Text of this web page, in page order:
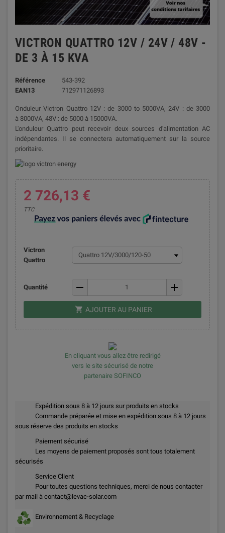
VICTRON QUATTRO 12V / 24V / 48V -
DE 3 À 15 KVA
Référence
543-392
EAN13
712971126893
Onduleur Victron Quattro 12V : de 3000 to 5000VA, 24V : de 3000
à 8000VA, 48V : de 5000 à 15000VA.
L'onduleur Quattro peut recevoir deux sources d'alimentation AC
indépendantes. Il se connectera automatiquement sur la source
prioritaire.
2 726,13 €
TTC
Victron
Quattro
Quantité remove add
shopping_cart AJOUTER AU PANIER
En cliquant vous allez être redirigé
vers le site sécurisé de notre
partenaire SOFINCO
Expédition sous 8 à 12 jours sur produits en stocks
Commande préparée et mise en expédition sous 8 à 12 jours
sous réserve des produits en stocks
Paiement sécurisé
Les moyens de paiement proposés sont tous totalement
sécurisés
Service Client
Pour toutes questions techniques, merci de nous contacter
par mail à contact@levac-solar.com
Environnement & Recyclage